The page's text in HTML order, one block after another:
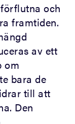
och
framtiden.
av ett
om
bara de
till att
Den